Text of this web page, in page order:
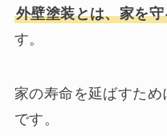
外壁塗装とは、家を
す。
家の寿命を延ばすた
です。